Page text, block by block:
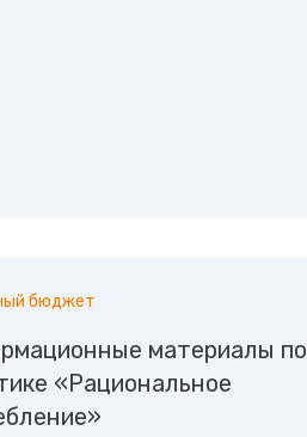
бюджет
материалы по
«Рациональное